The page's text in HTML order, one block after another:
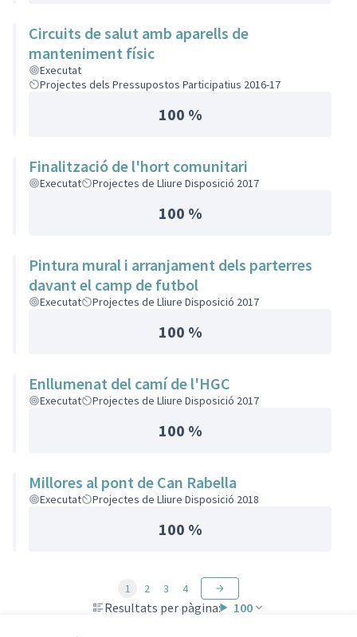
Circuits de salut amb aparells de
manteniment físic
Executat
Projectes dels Pressupostos Participatius 2016-17
100 %
Finalització de l'hort comunitari
Executat Projectes de Lliure Disposició 2017
100 %
Pintura mural i arranjament dels parterres
davant el camp de futbol
Executat Projectes de Lliure Disposició 2017
100 %
Enllumenat del camí de l'HGC
Executat Projectes de Lliure Disposició 2017
100 %
Millores al pont de Can Rabella
Executat Projectes de Lliure Disposició 2018
100 %
Resultats per pàgina: 100
1 2 3 4